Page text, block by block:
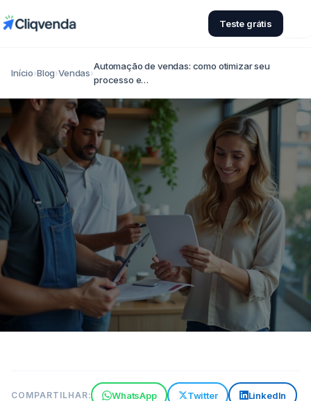
Teste grátis
Início›Blog›Vendas›
Automação de vendas: como otimizar seu
processo e…
COMPARTILHAR: WhatsApp Twitter
LinkedIn